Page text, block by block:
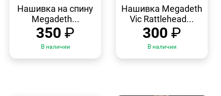
Нашивка на спину
Megadeth...
350 ₽
В наличии
ПРОСМОТР
Нашивка Megadeth
Vic Rattlehead...
300 ₽
В наличии